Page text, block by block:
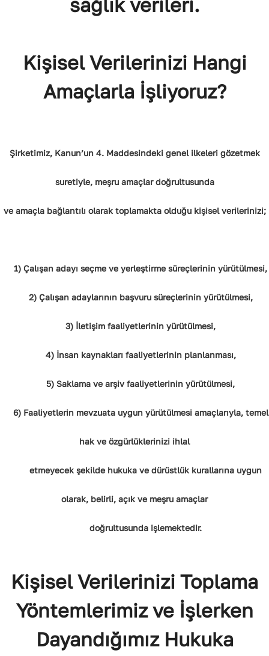
sağlık verileri.
Kişisel Verilerinizi Hangi
Amaçlarla İşliyoruz?
Şirketimiz, Kanun’un 4. Maddesindeki genel ilkeleri gözetmek
suretiyle, meşru amaçlar doğrultusunda
ve amaçla bağlantılı olarak toplamakta olduğu kişisel verilerinizi;
1) Çalışan adayı seçme ve yerleştirme süreçlerinin yürütülmesi,
2) Çalışan adaylarının başvuru süreçlerinin yürütülmesi,
3) İletişim faaliyetlerinin yürütülmesi,
4) İnsan kaynakları faaliyetlerinin planlanması,
5) Saklama ve arşiv faaliyetlerinin yürütülmesi,
6) Faaliyetlerin mevzuata uygun yürütülmesi amaçlarıyla, temel
hak ve özgürlüklerinizi ihlal
etmeyecek şekilde hukuka ve dürüstlük kurallarına uygun
olarak, belirli, açık ve meşru amaçlar
doğrultusunda işlemektedir.
Kişisel Verilerinizi Toplama
Yöntemlerimiz ve İşlerken
Dayandığımız Hukuka